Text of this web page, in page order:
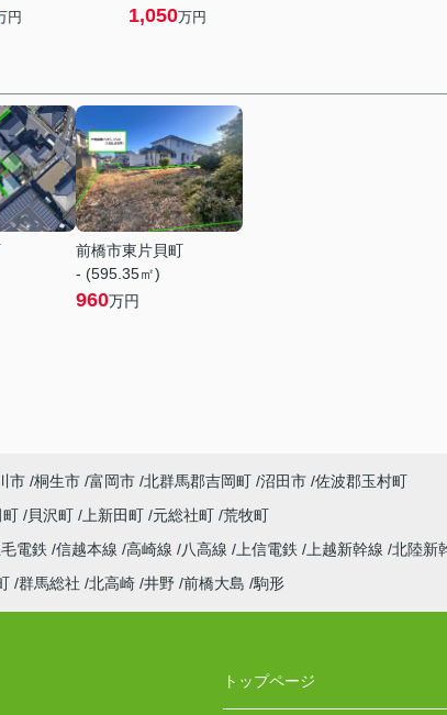
円 1,050万円
前橋市東片貝町
- (595.35㎡)
960万円
市 桐生市 富岡市 北群馬郡吉岡町 沼田市 佐波郡玉村町
町 貝沢町 上新田町 元総社町 荒牧町
毛電鉄 信越本線 高崎線 八高線 上信電鉄 上越新幹線 北陸新
群馬総社 北高崎 井野 前橋大島 駒形
トップページ